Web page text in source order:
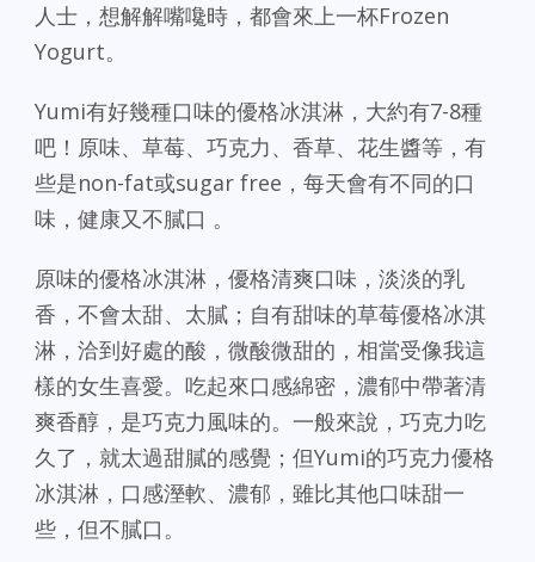
人士，想解解嘴嚵時，都會來上一杯Frozen
Yogurt。
Yumi有好幾種口味的優格冰淇淋，大約有7-8種
吧！原味、草莓、巧克力、香草、花生醬等，有
些是non-fat或sugar free，每天會有不同的口
味，健康又不膩口 。
原味的優格冰淇淋，優格清爽口味，淡淡的乳
香，不會太甜、太膩；自有甜味的草莓優格冰淇
淋，洽到好處的酸，微酸微甜的，相當受像我這
樣的女生喜愛。吃起來口感綿密，濃郁中帶著清
爽香醇，是巧克力風味的。一般來說，巧克力吃
久了，就太過甜膩的感覺；但Yumi的巧克力優格
冰淇淋，口感溼軟、濃郁，雖比其他口味甜一
些，但不膩口。